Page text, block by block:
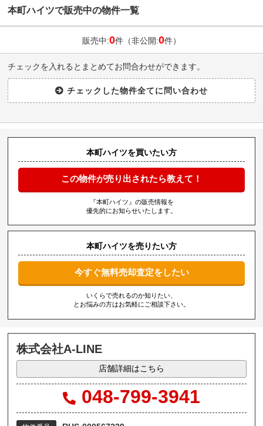
本町ハイツで販売中の物件一覧
販売中:0件（非公開:0件）
チェックを入れるとまとめてお問合わせができます。
本町ハイツを買いたい方
この物件が売り出されたら教えて！
『本町ハイツ』の販売情報を
優先的にお知らせいたします。
本町ハイツを売りたい方
今すぐ無料売却査定をしたい
いくらで売れるのか知りたい、
とお悩みの方はお気軽にご相談下さい。
株式会社A-LINE
店舗詳細はこちら
048-799-3941